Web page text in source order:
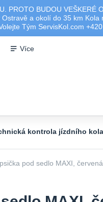
PROTO BUDOU VEŠKERÉ
a okolí do 35 km
Tým ServisKol.com
Více
kontrola jízdního kola
pod sedlo MAXI, červená